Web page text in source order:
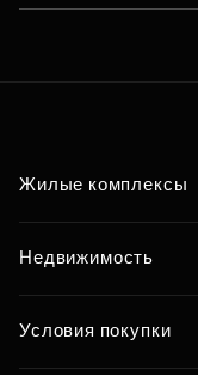
Жилые комплексы
Недвижимость
Условия покупки